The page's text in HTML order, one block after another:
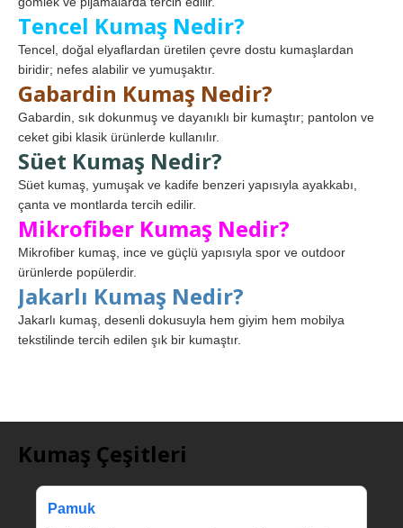
Tencel Kumaş Nedir?
Tencel, doğal elyaflardan üretilen çevre dostu kumaşlardan
biridir; nefes alabilir ve yumuşaktır.
Gabardin Kumaş Nedir?
Gabardin, sık dokunmuş ve dayanıklı bir kumaştır; pantolon ve
ceket gibi klasik ürünlerde kullanılır.
Süet Kumaş Nedir?
Süet kumaş, yumuşak ve kadife benzeri yapısıyla ayakkabı,
çanta ve montlarda tercih edilir.
Mikrofiber Kumaş Nedir?
Mikrofiber kumaş, ince ve güçlü yapısıyla spor ve outdoor
ürünlerde popülerdir.
Jakarlı Kumaş Nedir?
Jakarlı kumaş, desenli dokusuyla hem giyim hem mobilya
tekstilinde tercih edilen şık bir kumaştır.
Kumaş Çeşitleri
Pamuk